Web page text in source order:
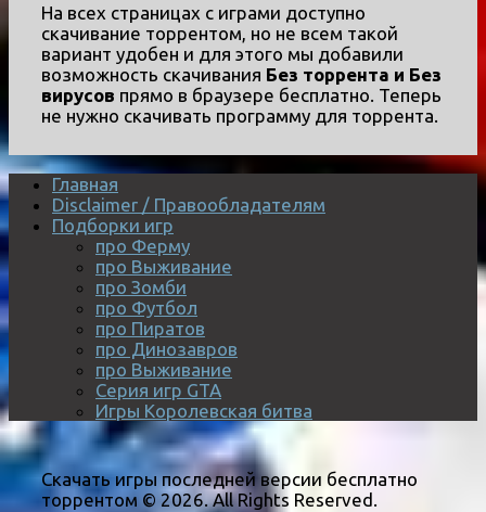
На всех страницах с играми доступно
скачивание торрентом, но не всем такой
вариант удобен и для этого мы добавили
возможность скачивания Без торрента и Без
вирусов прямо в браузере бесплатно. Теперь
не нужно скачивать программу для торрента.
Главная
Disclaimer / Правообладателям
Подборки игр
про Ферму
про Выживание
про Зомби
про Футбол
про Пиратов
про Динозавров
про Выживание
Серия игр GTA
Игры Королевская битва
Скачать игры последней версии бесплатно
торрентом © 2026. All Rights Reserved.